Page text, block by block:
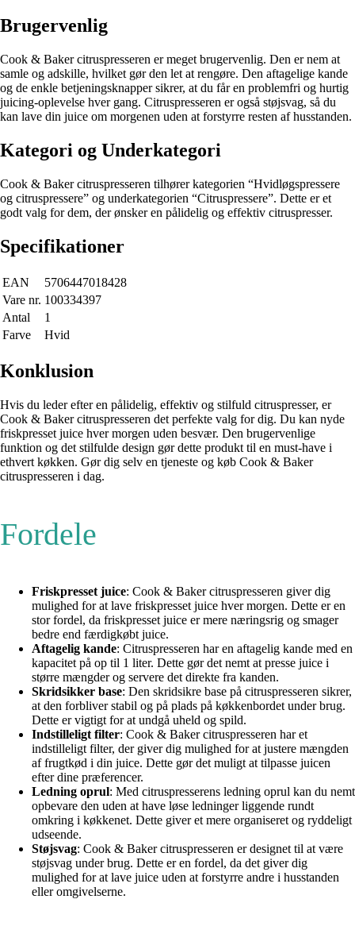
Brugervenlig
Cook & Baker citruspresseren er meget brugervenlig. Den er nem at
samle og adskille, hvilket gør den let at rengøre. Den aftagelige kande
og de enkle betjeningsknapper sikrer, at du får en problemfri og hurtig
juicing-oplevelse hver gang. Citruspresseren er også støjsvag, så du
kan lave din juice om morgenen uden at forstyrre resten af husstanden.
Kategori og Underkategori
Cook & Baker citruspresseren tilhører kategorien “Hvidløgspressere
og citruspressere” og underkategorien “Citruspressere”. Dette er et
godt valg for dem, der ønsker en pålidelig og effektiv citruspresser.
Specifikationer
EAN
5706447018428
Vare nr. 100334397
Antal
1
Farve
Hvid
Konklusion
Hvis du leder efter en pålidelig, effektiv og stilfuld citruspresser, er
Cook & Baker citruspresseren det perfekte valg for dig. Du kan nyde
friskpresset juice hver morgen uden besvær. Den brugervenlige
funktion og det stilfulde design gør dette produkt til en must-have i
ethvert køkken. Gør dig selv en tjeneste og køb Cook & Baker
citruspresseren i dag.
Fordele
Friskpresset juice: Cook & Baker citruspresseren giver dig
mulighed for at lave friskpresset juice hver morgen. Dette er en
stor fordel, da friskpresset juice er mere næringsrig og smager
bedre end færdigkøbt juice.
Aftagelig kande: Citruspresseren har en aftagelig kande med en
kapacitet på op til 1 liter. Dette gør det nemt at presse juice i
større mængder og servere det direkte fra kanden.
Skridsikker base: Den skridsikre base på citruspresseren sikrer,
at den forbliver stabil og på plads på køkkenbordet under brug.
Dette er vigtigt for at undgå uheld og spild.
Indstilleligt filter: Cook & Baker citruspresseren har et
indstilleligt filter, der giver dig mulighed for at justere mængden
af frugtkød i din juice. Dette gør det muligt at tilpasse juicen
efter dine præferencer.
Ledning oprul: Med citruspresserens ledning oprul kan du nemt
opbevare den uden at have løse ledninger liggende rundt
omkring i køkkenet. Dette giver et mere organiseret og ryddeligt
udseende.
Støjsvag: Cook & Baker citruspresseren er designet til at være
støjsvag under brug. Dette er en fordel, da det giver dig
mulighed for at lave juice uden at forstyrre andre i husstanden
eller omgivelserne.